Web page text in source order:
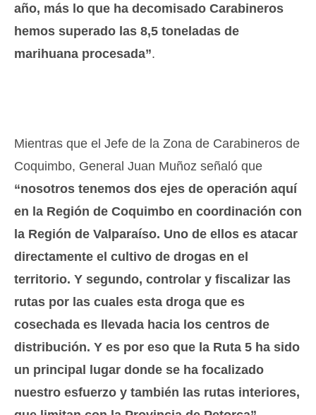
año, más lo que ha decomisado Carabineros
hemos superado las 8,5 toneladas de
marihuana procesada”.
Mientras que el Jefe de la Zona de Carabineros de
Coquimbo, General Juan Muñoz señaló que
“nosotros tenemos dos ejes de operación aquí
en la Región de Coquimbo en coordinación con
la Región de Valparaíso. Uno de ellos es atacar
directamente el cultivo de drogas en el
territorio. Y segundo, controlar y fiscalizar las
rutas por las cuales esta droga que es
cosechada es llevada hacia los centros de
distribución. Y es por eso que la Ruta 5 ha sido
un principal lugar donde se ha focalizado
nuestro esfuerzo y también las rutas interiores,